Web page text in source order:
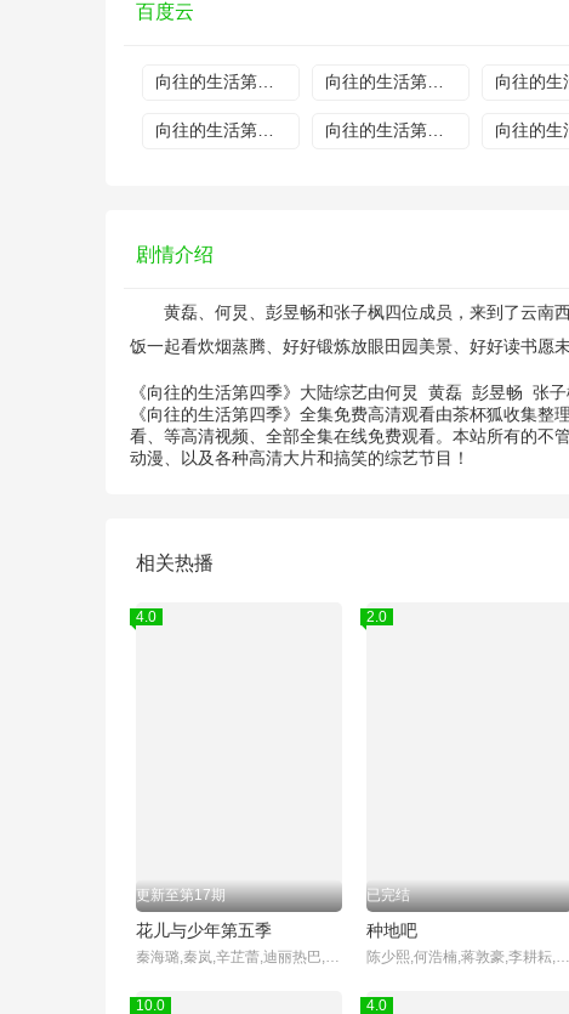
百度云
剧情介绍
黄磊、何炅、彭昱畅和张子枫四位成员，来到了云南
饭一起看炊烟蒸腾、好好锻炼放眼田园美景、好好读书愿
《向往的生活第四季》大陆综艺由何炅 黄磊 彭昱畅 张
《向往的生活第四季》全集免费高清观看由茶杯狐收集
看、等高清视频、全部全集在线免费观看。本站所有的不
动漫、以及各种高清大片和搞笑的综艺节目！
相关热播
4.0
更新至第17期
花儿与少年第五季
秦海璐,秦岚,辛芷蕾,迪丽热巴,赵昭仪,王安宇,胡先煦
2.0
已完结
种地吧
陈少熙,何浩楠,蒋敦豪,李耕耘,李昊,鹭卓,王一珩,赵小童,卓沅,赵一博
10.0 4.0